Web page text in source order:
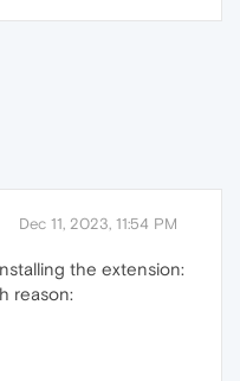
Dec 11, 2023, 11:54 PM
the extension:
reason: